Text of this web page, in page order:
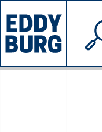
INIZIATIVE
©